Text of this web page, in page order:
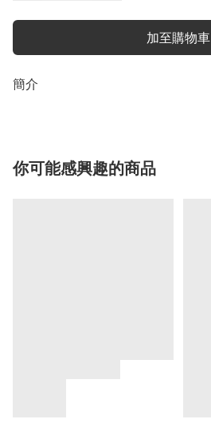
加至購物車
簡介
你可能感興趣的商品